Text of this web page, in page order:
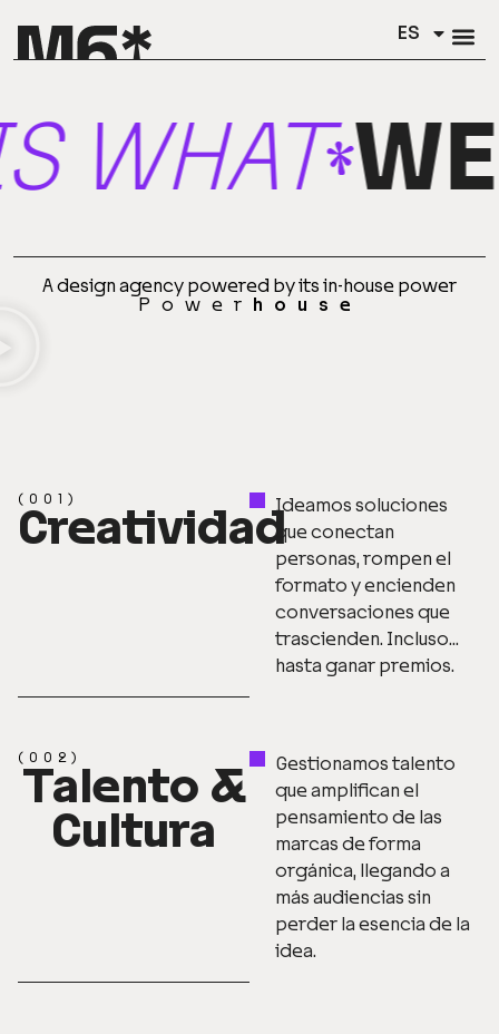
ES
EN
WE
A design agency powered by its in-house power
Power house
(001)
CreatividadIdeamos soluciones
que conectan
personas, rompen el
formato y encienden
conversaciones que
trascienden. Incluso…
hasta ganar premios.
(002)
Talento &
Cultura
Gestionamos talento
que amplifican el
pensamiento de las
marcas de forma
orgánica, llegando a
más audiencias sin
perder la esencia de la
idea.